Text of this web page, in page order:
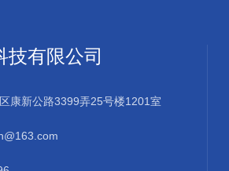
技有限公司
康新公路3399弄25号楼1201室